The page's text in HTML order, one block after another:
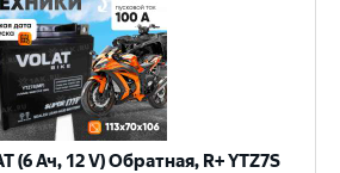
(6 Ач, 12 V) Обратная, R+ YTZ7S